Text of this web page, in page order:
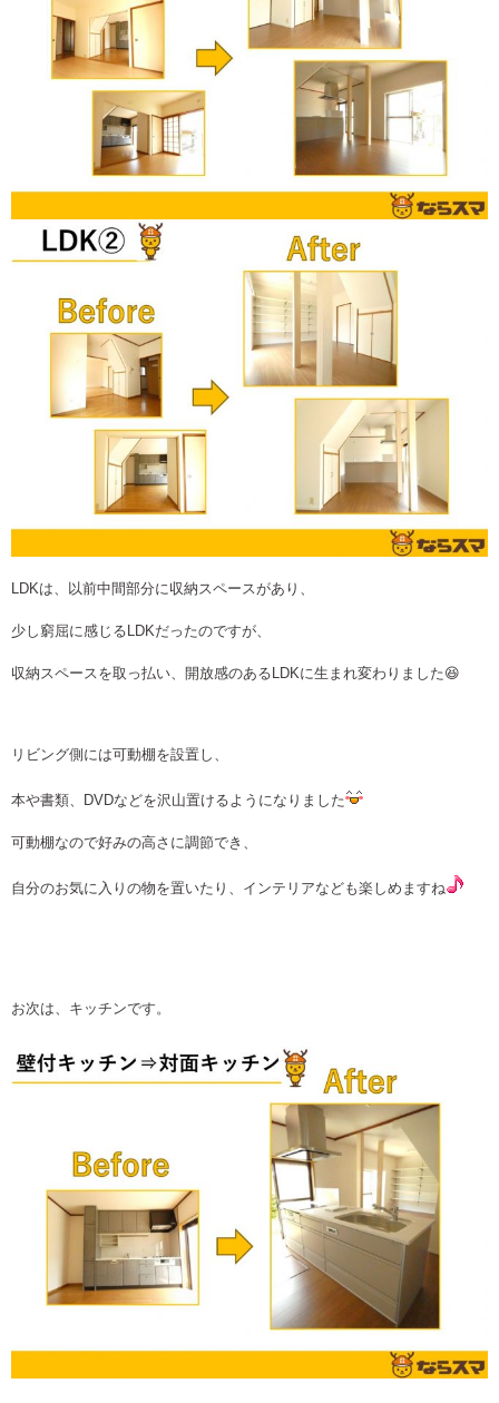
LDKは、以前中間部分に収納スペースがあり、
少し窮屈に感じるLDKだったのですが、
収納スペースを取っ払い、開放感のあるLDKに生まれ変わりました😆
リビング側には可動棚を設置し、
本や書類、DVDなどを沢山置けるようになりました
可動棚なので好みの高さに調節でき、
自分のお気に入りの物を置いたり、インテリアなども楽しめますね
お次は、キッチンです。